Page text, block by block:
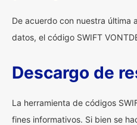
De acuerdo con nuestra última
datos, el código SWIFT
Descargo de
La herramienta de códigos
fines informativos. Si bien se